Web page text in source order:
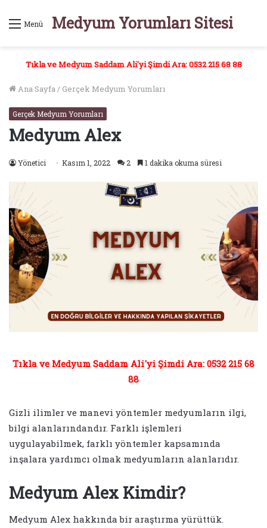
Menü Medyum Yorumları Sitesi
Tıkla ve Medyum Saddam Ali'yi Şimdi Ara: 0532 215 68 88
Ana Sayfa/ Gerçek Medyum Yorumları
Gerçek Medyum Yorumları
Medyum Alex
Yönetici Kasım 1, 2022 2 1 dakika okuma süresi
Tıkla ve Medyum Saddam Ali'yi Şimdi Ara: 0532 215 68
88
Gizli ilimler ve manevi yöntemler medyumların ilgi,
bilgi alanlarındandır. Farklı işlemleri
uygulayabilmek, farklı yöntemler kapsamında
inşalara yardımcı olmak medyumların alanlarıdır.
Medyum Alex Kimdir?
Medyum Alex hakkında bir araştırma yürüttük.